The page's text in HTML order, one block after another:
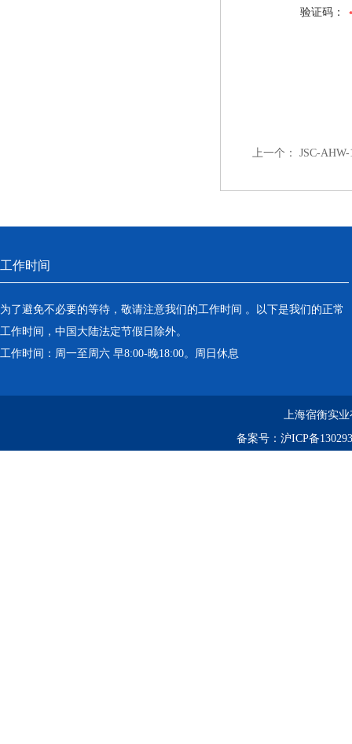
验证码：
上一个： JSC-
工作时间
为了避免不必要的等待，敬请注意我们的工作时间 。以下是我们的正常
工作时间，中国大陆法定节假日除外。
工作时间：周一至周六 早8:00-晚18:00。周日休息
上海宿衡实
备案号： 沪ICP备